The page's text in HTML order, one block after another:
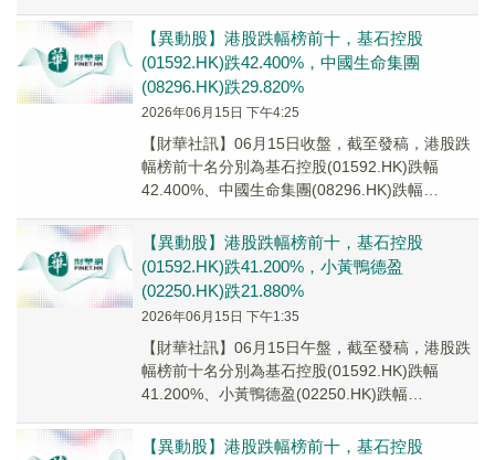
【異動股】港股跌幅榜前十，基石控股
(01592.HK)跌42.400%，中國生命集團
(08296.HK)跌29.820%
2026年06月15日 下午4:25
【財華社訊】06月15日收盤，截至發稿，港股跌
幅榜前十名分別為基石控股(01592.HK)跌幅
42.400%、中國生命集團(08296.HK)跌幅
【異動股】港股跌幅榜前十，基石控股
(01592.HK)跌41.200%，小黃鴨德盈
(02250.HK)跌21.880%
2026年06月15日 下午1:35
【財華社訊】06月15日午盤，截至發稿，港股跌
幅榜前十名分別為基石控股(01592.HK)跌幅
41.200%、小黃鴨德盈(02250.HK)跌幅
【異動股】港股跌幅榜前十，基石控股